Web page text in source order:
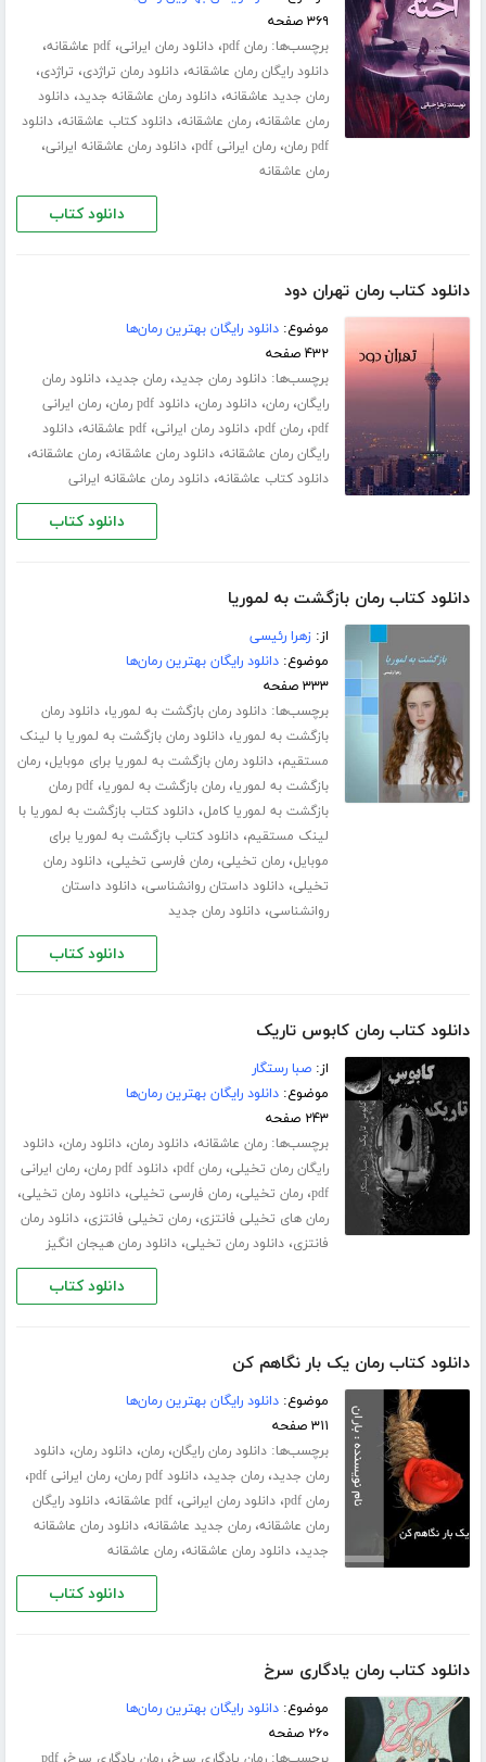
۳۶۹ صفحه
برچسب‌ها:رمان pdf ،دانلود رمان ایرانی،pdf عاشقانه ،
دانلود رایگان رمان عاشقانه،دانلود رمان تراژدی، تراژدی،
رمان جدید عاشقانه،دانلود رمان عاشقانه جدید،دانلود
رمان عاشقانه،رمان عاشقانه،دانلود کتاب عاشقانه،دانلود
pdf رمان
،رمان ایرانی pdf ،دانلود رمان عاشقانه ایرانی،
رمان عاشقانه
دانلود کتاب
دانلود کتاب رمان تهران دود
موضوع:دانلود رایگان بهترین رمان‌ها
۴۳۲ صفحه
برچسب‌ها:دانلود رمان جدید،رمان جدید،دانلود رمان
رایگان،رمان،دانلود رمان،دانلود pdf رمان ،رمان ایرانی
pdf،رمان pdf ،دانلود رمان ایرانی،pdf عاشقانه ،دانلود
رایگان رمان عاشقانه،دانلود رمان عاشقانه،رمان عاشقانه،
دانلود کتاب عاشقانه،دانلود رمان عاشقانه ایرانی
دانلود کتاب
دانلود کتاب رمان بازگشت به لموریا
از:زهرا رئیسی
موضوع:دانلود رایگان بهترین رمان‌ها
۳۳۳ صفحه
برچسب‌ها:دانلود رمان بازگشت به لموریا،دانلود رمان
بازگشت به لموریا،دانلود رمان بازگشت به لموریا با لینک
مستقیم،دانلود رمان بازگشت به لموریا برای موبایل،رمان
بازگشت به لموریا،رمان بازگشت به لموریا،
pdf رمان
بازگشت به لموریا کامل،دانلود کتاب بازگشت به لموریا با
لینک مستقیم،دانلود کتاب بازگشت به لموریا برای
موبایل،رمان تخیلی،رمان فارسی تخیلی،دانلود رمان
تخیلی،دانلود داستان روانشناسی،دانلود داستان
روانشناسی،دانلود رمان جدید
دانلود کتاب
دانلود کتاب رمان کابوس تاریک
از:صبا رستگار
موضوع:دانلود رایگان بهترین رمان‌ها
۲۴۳ صفحه
برچسب‌ها:رمان عاشقانه،دانلود رمان،دانلود رمان،دانلود
رایگان رمان تخیلی،رمان pdf ،دانلود pdf رمان ،رمان ایرانی
pdf،رمان تخیلی،رمان فارسی تخیلی،دانلود رمان تخیلی،
رمان های تخیلی فانتزی،رمان تخیلی فانتزی،دانلود رمان
فانتزی،دانلود رمان تخیلی،دانلود رمان هیجان انگیز
دانلود کتاب
دانلود کتاب رمان یک بار نگاهم کن
موضوع:دانلود رایگان بهترین رمان‌ها
۳۱۱ صفحه
برچسب‌ها:دانلود رمان رایگان،رمان،دانلود رمان،دانلود
رمان جدید،رمان جدید،دانلود pdf رمان ،رمان ایرانی pdf ،
رمان pdf ،دانلود رمان ایرانی،pdf عاشقانه ،دانلود رایگان
رمان عاشقانه،رمان جدید عاشقانه،دانلود رمان عاشقانه
جدید،دانلود رمان عاشقانه،رمان عاشقانه
دانلود کتاب
دانلود کتاب رمان یادگاری سرخ
موضوع:دانلود رایگان بهترین رمان‌ها
۲۶۰ صفحه